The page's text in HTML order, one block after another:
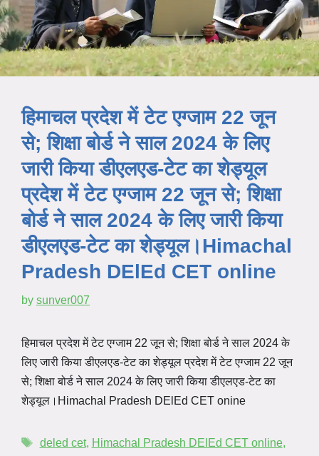
हिमाचल प्रदेश में टेट एग्जाम 22 जून
से; शिक्षा बोर्ड ने साल 2024 के लिए
जारी किया डीएलएड-टेट का शेड्यूल
प्रदेश में टेट एग्जाम 22 जून से; शिक्षा
बोर्ड ने साल 2024 के लिए जारी किया
डीएलएड-टेट का शेड्यूल।Himachal
Pradesh DElEd CET online
by sunver007
हिमाचल प्रदेश में टेट एग्जाम 22 जून से; शिक्षा बोर्ड ने साल 2024 के
लिए जारी किया डीएलएड-टेट का शेड्यूल प्रदेश में टेट एग्जाम 22 जून
से; शिक्षा बोर्ड ने साल 2024 के लिए जारी किया डीएलएड-टेट का
शेड्यूल।Himachal Pradesh DElEd CET onine
deled cet, Himachal Pradesh DElEd CET online,